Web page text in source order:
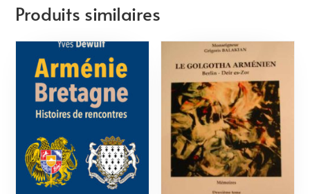
Produits similaires